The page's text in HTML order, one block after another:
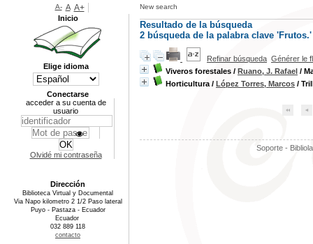
New search
Resultado de la búsqueda
2 búsqueda de la palabra clave 'Frutos.'
Refinar búsqueda Générer le
Viveros forestales / Ruano, J. Rafael /
Horticultura / López Torres, Marcos /
Soporte -
A- A A+
Inicio
Elige idioma
Conectarse
acceder a su cuenta de
usuario
Olvidé mi contraseña
Dirección
Biblioteca Virtual y Documental
Via Napo kilometro 2 1/2 Paso lateral
Puyo - Pastaza - Ecuador
Ecuador
032 889 118
contacto